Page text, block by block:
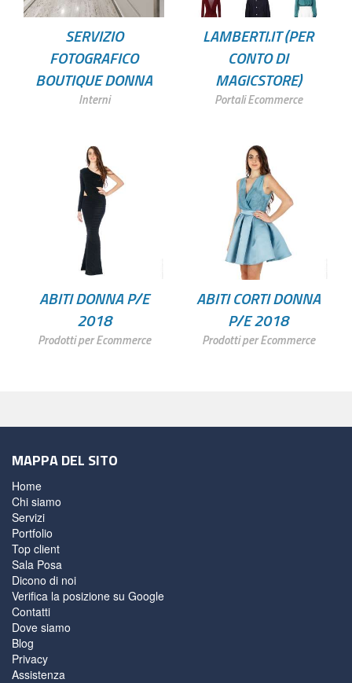
SERVIZIO
FOTOGRAFICO
BOUTIQUE DONNA
Interni
LAMBERTI.IT (PER
CONTO DI
MAGICSTORE)
Portali Ecommerce
ABITI DONNA P/E
2018
Prodotti per Ecommerce
ABITI CORTI DONNA
P/E 2018
Prodotti per Ecommerce
MAPPA DEL SITO
Home
Chi siamo
Servizi
Portfolio
Top client
Sala Posa
Dicono di noi
Verifica la posizione su Google
Contatti
Dove siamo
Blog
Privacy
Assistenza